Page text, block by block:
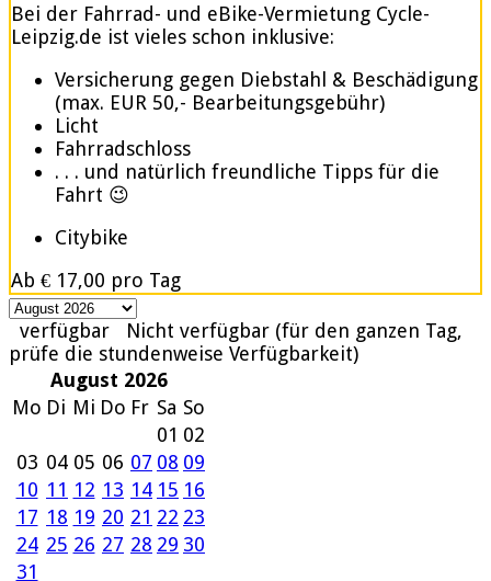
Bei der Fahrrad- und eBike-Vermietung Cycle-
Leipzig.de ist vieles schon inklusive:
Versicherung gegen Diebstahl & Beschädigung
(max. EUR 50,- Bearbeitungsgebühr)
Licht
Fahrradschloss
. . . und natürlich freundliche Tipps für die
Fahrt 😉
Citybike
Ab € 17,00 pro Tag
verfügbar
Nicht verfügbar (für den ganzen Tag,
prüfe die stundenweise Verfügbarkeit)
August 2026
Mo Di Mi Do Fr Sa So
01 02
03 04 05 06 07 08 09
10 11 12 13 14 15 16
17 18 19 20 21 22 23
24 25 26 27 28 29 30
31